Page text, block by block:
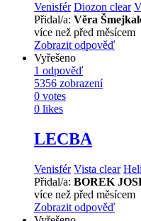
Venisfér Diozon clear
Přidal/a: Věra
více než před měsícem
Zobrazit odpověď
Vyřešeno
1 odpověď
5356 zobrazení
0 votes
0 likes
LECBA
Venisfér Vista clear
Přidal/a: BOREK
více než před měsícem
Zobrazit odpověď